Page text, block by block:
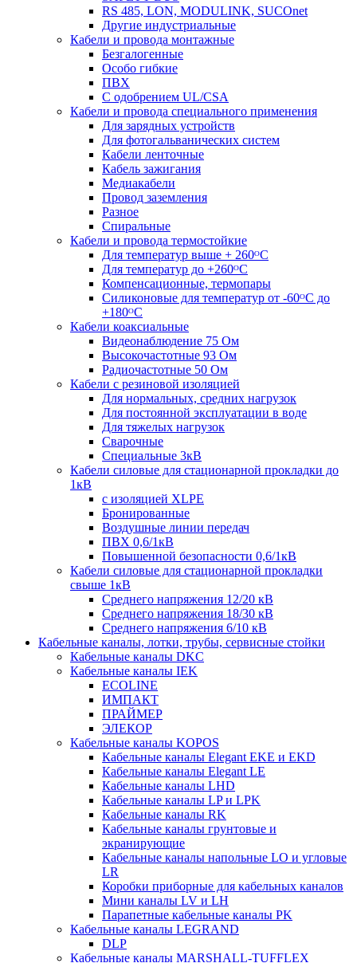
RS 485, LON, MODULINK, SUCOnet
Другие индустриальные
Кабели и провода монтажные
Безгалогенные
Особо гибкие
ПВХ
С одобрением UL/CSA
Кабели и провода специального применения
Для зарядных устройств
Для фотогальванических систем
Кабели ленточные
Кабель зажигания
Медиакабели
Провод заземления
Разное
Спиральные
Кабели и провода термостойкие
Для температур выше + 260ᴼС
Для температур до +260ᴼС
Компенсационные, термопары
Силиконовые для температур от -60ᴼC до
+180ᴼС
Кабели коаксиальные
Видеонаблюдение 75 Ом
Высокочастотные 93 Ом
Радиочастотные 50 Ом
Кабели с резиновой изоляцией
Для нормальных, средних нагрузок
Для постоянной эксплуатации в воде
Для тяжелых нагрузок
Сварочные
Специальные 3кВ
Кабели силовые для стационарной прокладки до
1кВ
c изоляцией XLPE
Бронированные
Воздушные линии передач
ПВХ 0,6/1кВ
Повышенной безопасности 0,6/1кВ
Кабели силовые для стационарной прокладки
свыше 1кВ
Среднего напряжения 12/20 кВ
Среднего напряжения 18/30 кВ
Среднего напряжения 6/10 кВ
Кабельные каналы, лотки, трубы, сервисные стойки
Кабельные каналы DKC
Кабельные каналы IEK
ECOLINE
ИМПАКТ
ПРАЙМЕР
ЭЛЕКОР
Кабельные каналы KOPOS
Кабельные каналы Elegant EKE и EKD
Кабельные каналы Elegant LE
Кабельные каналы LHD
Кабельные каналы LP и LPK
Кабельные каналы RK
Кабельные каналы грунтовые и
экранирующие
Кабельные каналы напольные LO и угловые
LR
Коробки приборные для кабельных каналов
Мини каналы LV и LH
Парапетные кабельные каналы PK
Кабельные каналы LEGRAND
DLP
Кабельные каналы MARSHALL-TUFFLEX